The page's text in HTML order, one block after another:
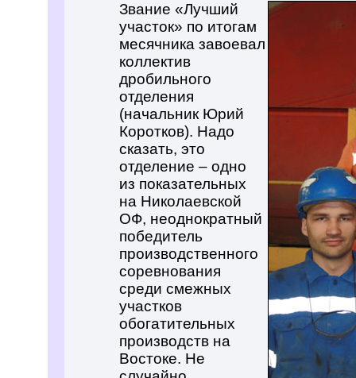
Звание «Лучший
участок» по итогам
месячника завоевал
коллектив
дробильного
отделения
(начальник Юрий
Коротков). Надо
сказать, это
отделение – одно
из показательных
на Николаевской
ОФ, неоднократный
победитель
производственного
соревнования
среди смежных
участков
обогатительных
производств на
Востоке. Не